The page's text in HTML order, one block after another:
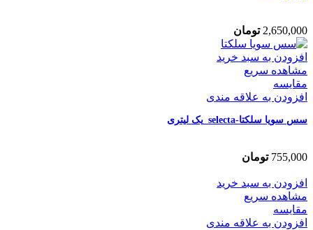
2,650,000 تومان
افزودن به سبد خرید
مشاهده سریع
مقایسه
افزودن به علاقه مندی
سس سویا سلکتا-selecta_یک لیتری
755,000 تومان
افزودن به سبد خرید
مشاهده سریع
مقایسه
افزودن به علاقه مندی